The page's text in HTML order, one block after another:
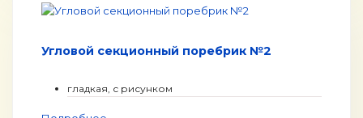
Угловой секционный поребрик №2
гладкая, с рисунком